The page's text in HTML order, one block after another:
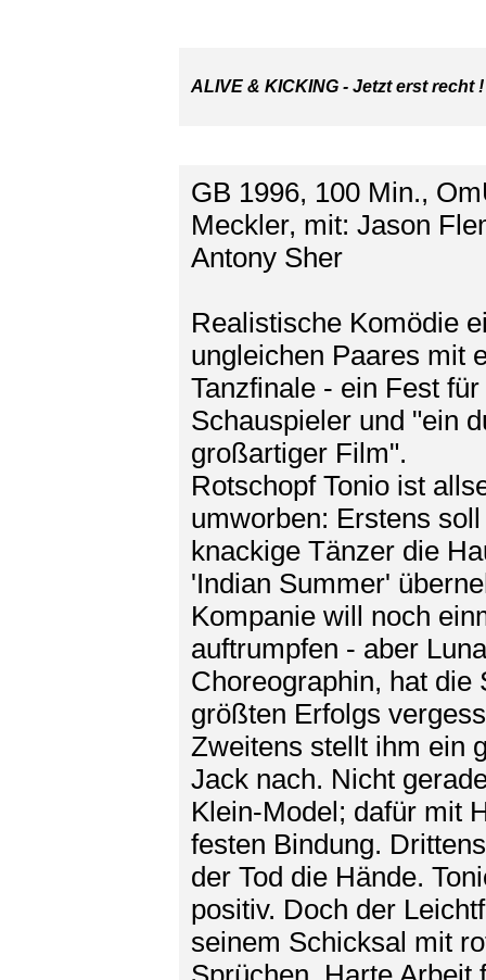
ALIVE & KICKING - Jetzt erst recht !
GB 1996, 100 Min.,
Meckler, mit: Jason
Antony Sher
Realistische Komödie
ungleichen Paares mit
Tanzfinale - ein Fest für
Schauspieler und "ein
großartiger Film".
Rotschopf Tonio ist
umworben: Erstens
knackige Tänzer die
'Indian Summer'
Kompanie will noch
auftrumpfen - aber
Choreographin, hat die
größten Erfolgs
Zweitens stellt ihm ein
Jack nach. Nicht
Klein-Model; dafür mit
festen Bindung.
der Tod die Hände.
positiv. Doch der
seinem Schicksal mit